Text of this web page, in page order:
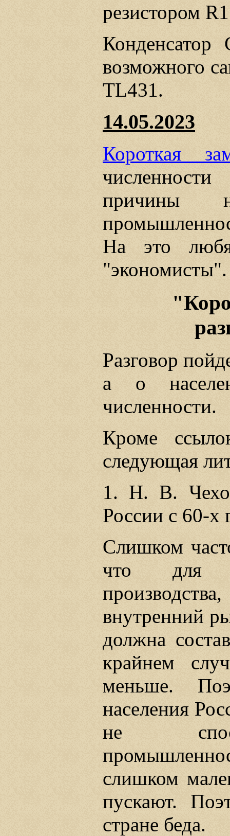
резистором
возможного
TL431.
14.05.2023
Короткая
причины
На это
"экономисты".
Разговор
а о
численности.
Кроме
следующая
1. Н. В.
России с 60-х
Слишком
что для
внутренний
должна
крайнем
меньше.
населения
не
слишком
пускают.
стране беда.